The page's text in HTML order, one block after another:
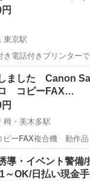
東京駅
きプリンターです。 無線子機
る電話機はありますの
です。
駅 プリンター
ました Canon
コピーFAX…
栂・美木多駅
ピー FAX複合機 動作品
美木多駅 プリンタ
導・イベント警備/
～OK/日払い現金